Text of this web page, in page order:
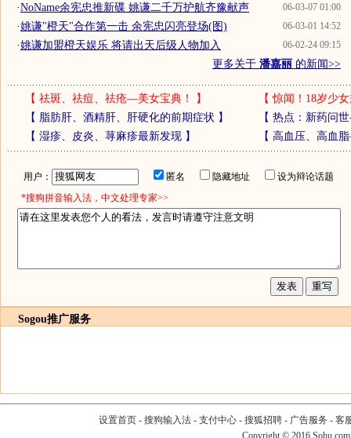
06-03-07 01:00
·NoName余宪忠推新碟 姚谦二千万护航齐豫献声
06-03-01 14:52
·姚谦"橙天"合作第一击 余宪忠闪亮登场(图)
06-02-24 09:15
·姚谦加盟橙天娱乐 将请出天后级人物加入
更多关于 潘嘉丽 的新闻>>
【 祛斑、祛痘、祛疮—美女宝典！ 】 【惊闻！18岁少
【 脂肪肝、酒精肝、肝硬化的前期症状 】 【 热点：新药问
【 湿疹、皮炎、荨麻疹最新发现】 【 高血压、高血
用户： 匿名 隐藏地址
设为辩论话题
*搜狗拼音输入法，中文处理专家>>
Sogou推广服务
设置首页- 搜狗输入法- 支付中心- 搜狐招聘- 广告服务 - 客
Copyright © 2016